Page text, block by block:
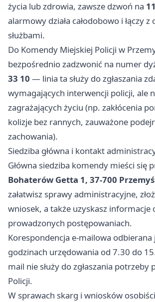
życia lub zdrowia, zawsze dzwoń na
alarmowy działa całodobowo i łączy
służbami.
Do Komendy Miejskiej Policji w
bezpośrednio zadzwonić na numer
33 10 — linia ta służy do zgłaszania
wymagających interwencji policji, ale
zagrażających życiu (np. zakłócenia
kolizje bez rannych, zauważone
zachowania).
Siedziba główna i kontakt
Główna siedziba komendy mieści się
Bohaterów Getta 1, 37-700
załatwisz sprawy administracyjne,
wniosek, a także uzyskasz informacje
prowadzonych postępowaniach.
Korespondencja e-mailowa odbierana
godzinach urzędowania od 7.30 do
mail nie służy do zgłaszania potrzeby
Policji.
W sprawach skarg i wniosków